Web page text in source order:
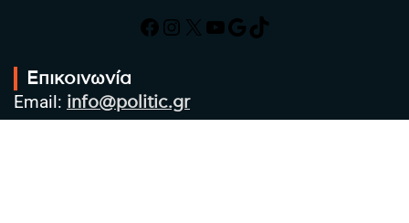
Facebook
Instagram
X YouTube
Google
TikTok
Επικοινωνία
Email: info@politic.gr
Τηλ: